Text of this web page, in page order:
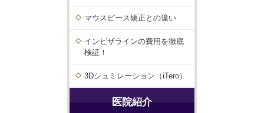
マウスピース矯正との違い
インビザラインの費用を徹底
検証！
3Dシュミレーション（iTero）
医院紹介